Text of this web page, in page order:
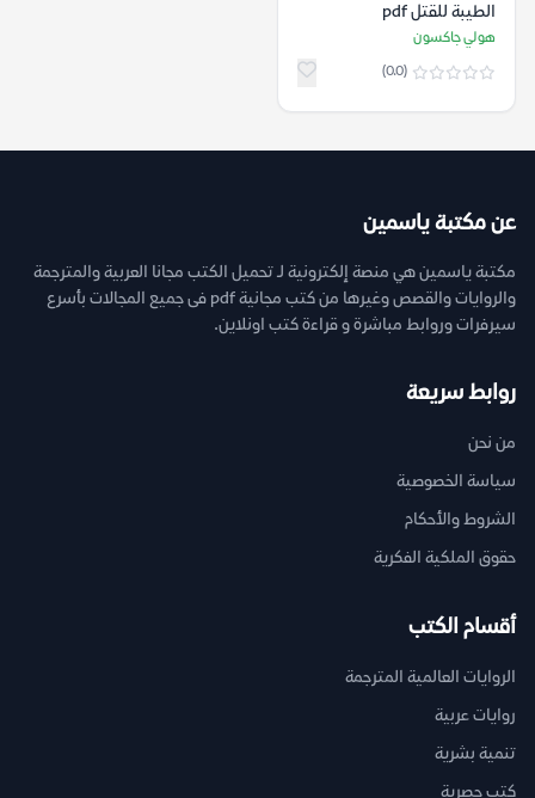
الطيبة للقتل pdf
هولي جاكسون
(0.0)
عن مكتبة ياسمين
مكتبة ياسمين هي منصة إلكترونية لـ تحميل الكتب مجانا العربية والمترجمة
والروايات والقصص وغيرها من كتب مجانية pdf فى جميع المجالات بأسرع
سيرفرات وروابط مباشرة و قراءة كتب اونلاين.
روابط سريعة
من نحن
سياسة الخصوصية
الشروط والأحكام
حقوق الملكية الفكرية
أقسام الكتب
الروايات العالمية المترجمة
روايات عربية
تنمية بشرية
كتب حصرية